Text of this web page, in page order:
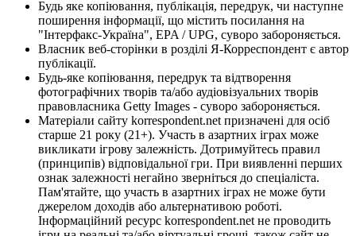
Будь яке копіювання, публікація, передрук, чи наступне
поширення інформації, що містить посилання на
"Інтерфакс-Україна", EPA / UPG, суворо забороняється.
Власник веб-сторінки в розділі Я-Корреспондент є автор
публікації.
Будь-яке копіювання, передрук та відтворення
фотографічних творів та/або аудіовізуальних творів
правовласника Getty Images - суворо забороняється.
Матеріали сайту korrespondent.net призначені для осіб
старше 21 року (21+). Участь в азартних іграх може
викликати ігрову залежність. Дотримуйтесь правил
(принципів) відповідальної гри. При виявленні перших
ознак залежності негайно зверніться до спеціаліста.
Пам'ятайте, що участь в азартних іграх не може бути
джерелом доходів або альтернативою роботі.
Інформаційний ресурс korrespondent.net не проводить